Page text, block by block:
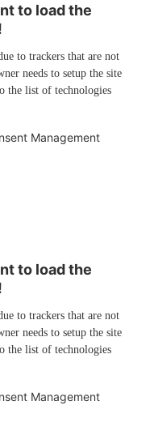
to load the
to trackers that are not
needs to setup the site
the list of technologies
Management
to load the
to trackers that are not
needs to setup the site
the list of technologies
Management